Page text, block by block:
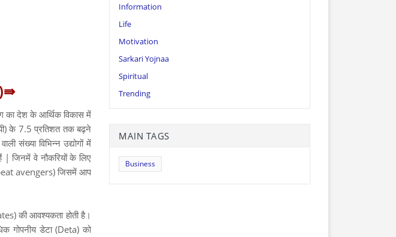
का देश के आर्थिक विकास में
के 7.5 प्रतिशत तक बढ़ने
संख्या विभिन्न उद्योगों में
जिनमें वे नौकरियों के लिए
avengers) जिसमें आप
की आवश्यकता होती है।
गोपनीय डेटा (Deta) को
Information
Life
Motivation
Sarkari Yojnaa
Spiritual
Trending
MAIN TAGS
Business